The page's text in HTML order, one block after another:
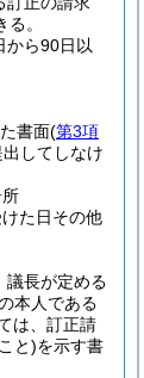
。
から90日以
書面(第3項
してしなけ
た日その他
議長が定める
本人である
は、訂正請
と)を示す書